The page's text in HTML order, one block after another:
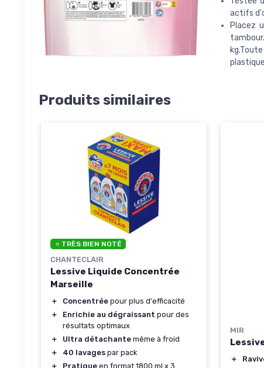
actifs
Placez
Produits similaires
⭐ TRÈS BIEN NOTÉ
CHANTECLAIR
Lessive Liquide Concentrée
Marseille
＋ Concentrée pour plus d'efficacité
＋
Enrichie au dégraissant pour des
résultats optimaux
＋
Ultra détachante même à froid
＋
40 lavages par pack
＋
Pratique en format 1800 ml x 3
MIR
＋